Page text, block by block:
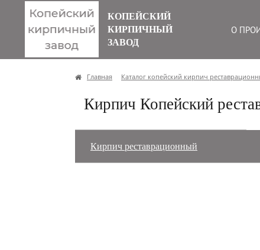
КОПЕЙСКИЙ
КИРПИЧНЫЙ
ЗАВОД
О
Главная Каталог копейский кирпич
Кирпич Копейский
Кирпич реставрационный